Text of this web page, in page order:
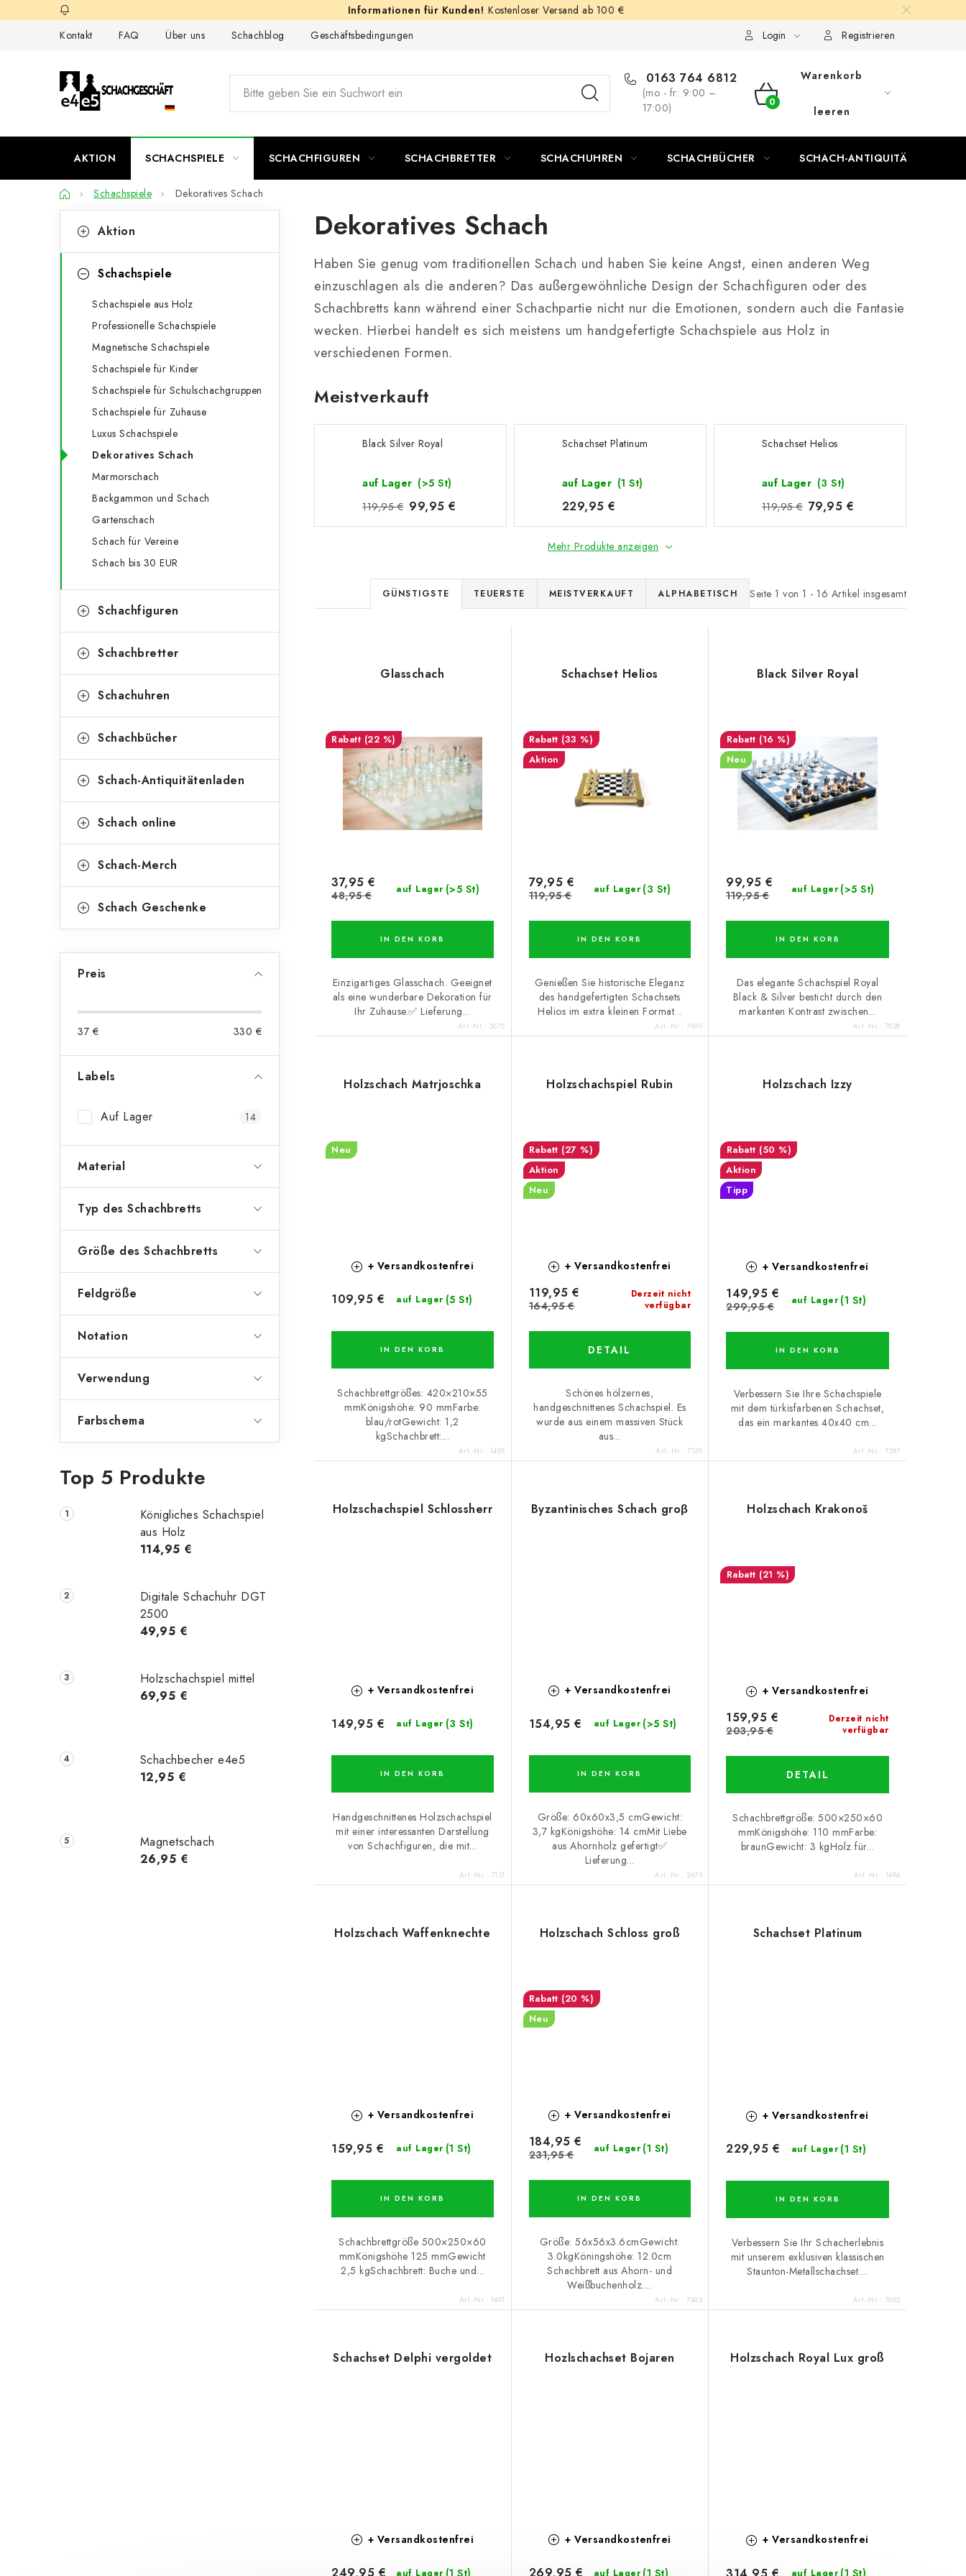
Inhalt
Kostenloser Versand ab 100 €
Kontakt
FAQ Über uns Schachblog Geschäftsbedingungen Login Registrieren
0163 764 6812
(mo - fr: 9:00 –
17:00)
WARENKORB
Warenkorb
leeren
AKTION SCHACHSPIELE SCHACHFIGUREN SCHACHBRETTER SCHACHUHREN SCHACHBÜCHER SCHACH-ANTIQUITÄTENLADEN
StartseiteSchachspiele Dekoratives Schach
e
i
s
überspringen
a
Aktion
Schachspiele
Schachspiele aus Holz
Professionelle Schachspiele
Magnetische Schachspiele
Schachspiele für Kinder
Schachspiele für Schulschachgruppen
Schachspiele für Zuhause
Luxus Schachspiele
Dekoratives Schach
Marmorschach
Backgammon und Schach
Gartenschach
Schach für Vereine
Schach bis 30 EUR
Schachfiguren
Schachbretter
Schachuhren
Schachbücher
Schach-Antiquitätenladen
Schach online
Schach-Merch
Schach Geschenke
Preis
37 € 330 €
Labels
Auf Lager 14
Material
Typ des Schachbretts
Größe des Schachbretts
Feldgröße
Notation
Verwendung
Farbschema
Top 5 Produkte
Königliches Schachspiel
aus Holz
114,95 €
Digitale Schachuhr DGT
2500
49,95 €
Holzschachspiel mittel
69,95 €
Schachbecher e4e5
12,95 €
Magnetschach
26,95 €
Dekoratives Schach
Haben Sie genug vom traditionellen Schach und haben Sie keine Angst, einen anderen Weg
einzuschlagen als die anderen? Das außergewöhnliche Design der Schachfiguren oder des
Schachbretts kann während einer Schachpartie nicht nur die Emotionen, sondern auch die Fantasie
wecken. Hierbei handelt es sich meistens um handgefertigte Schachspiele aus Holz in
verschiedenen Formen.
Meistverkauft
Black Silver Royal
auf Lager (>5 St)
119,95 € 99,95 €
Schachset Platinum
auf Lager (1 St)
229,95 €
Schachset Helios
auf Lager (3 St)
119,95 € 79,95 €
Mehr Produkte anzeigen
Seite 1 von 1 - 16 Artikel insgesamt
r
d
k
t
s
o
r
i
e
u
n
g
GÜNSTIGSTE TEUERSTE MEISTVERKAUFT ALPHABETISCH
e
Glasschach
(22 %)
auf Lager (>5 St)
37,95 €
48,95 €
IN DEN KORB
Einzigartiges Glasschach. Geeignet
als eine wunderbare Dekoration für
Ihr Zuhause.✅ Lieferung...
Art.-Nr.: 5675
Schachset Helios
(33 %)
Aktion
auf Lager (3 St)
79,95 €
119,95 €
IN DEN KORB
Genießen Sie historische Eleganz
des handgefertigten Schachsets
Helios im extra kleinen Format...
Art.-Nr.:7690
Black Silver Royal
(16 %)
Neu
auf Lager (>5 St)
99,95 €
119,95 €
IN DEN KORB
Das elegante Schachspiel Royal
Black & Silver besticht durch den
markanten Kontrast zwischen...
Art.-Nr.: 7828
Holzschach Matrjoschka
Neu
+ Versandkostenfrei
auf Lager (5 St)
109,95 €
IN DEN KORB
Schachbrettgrößes: 420×210×55
mmKönigshöhe: 90 mmFarbe:
blau/rotGewicht: 1,2
kgSchachbrett:...
Art.-Nr.: 1495
Holzschachspiel Rubin
(27 %)
Aktion
Neu
+ Versandkostenfrei
Derzeit nicht
verfügbar
119,95 €
164,95 €
DETAIL
Schönes hölzernes,
handgeschnittenes Schachspiel. Es
wurde aus einem massiven Stück
aus...
Art.-Nr.:7129
Holzschach Izzy
(50 %)
Aktion
Tipp
+ Versandkostenfrei
auf Lager (1 St)
149,95 €
299,95 €
IN DEN KORB
Verbessern Sie Ihre Schachspiele
mit dem türkisfarbenen Schachset,
das ein markantes 40x40 cm...
Art.-Nr.: 7387
Holzschachspiel Schlossherr
+ Versandkostenfrei
auf Lager (3 St)
149,95 €
IN DEN KORB
Handgeschnittenes Holzschachspiel
mit einer interessanten Darstellung
von Schachfiguren, die mit...
Art.-Nr.: 7131
Byzantinisches Schach groβ
+ Versandkostenfrei
auf Lager (>5 St)
154,95 €
IN DEN KORB
Größe: 60x60x3,5 cmGewicht:
3,7 kgKönigshöhe: 14 cmMit Liebe
aus Ahornholz gefertigt✅
Lieferung...
Art.-Nr.: 2673
Holzschach Krakonoš
(21 %)
+ Versandkostenfrei
Derzeit nicht
verfügbar
159,95 €
203,95 €
DETAIL
Schachbrettgröße: 500×250×60
mmKönigshöhe: 110 mmFarbe:
braunGewicht: 3 kgHolz für...
Art.-Nr.: 1494
Holzschach Waffenknechte
+ Versandkostenfrei
auf Lager (1 St)
159,95 €
IN DEN KORB
Schachbrettgröße 500×250×60
mmKönigshöhe 125 mmGewicht
2,5 kgSchachbrett: Buche und...
Art.-Nr.: 1491
Holzschach Schloss groß
(20 %)
Neu
+ Versandkostenfrei
auf Lager (1 St)
184,95 €
231,95 €
IN DEN KORB
Größe: 56x56x3.6cmGewicht:
3.0kgKöningshöhe: 12.0cm
Schachbrett aus Ahorn- und
Weißbuchenholz....
Art.-Nr.:7463
Schachset Platinum
+ Versandkostenfrei
auf Lager (1 St)
229,95 €
IN DEN KORB
Verbessern Sie Ihr Schacherlebnis
mit unserem exklusiven klassischen
Staunton-Metallschachset....
Art.-Nr.: 7692
Schachset Delphi vergoldet
+ Versandkostenfrei
auf Lager (1 St)
Hozlschachset Bojaren
+ Versandkostenfrei
auf Lager (1 St)
Holzschach Royal Lux groß
+ Versandkostenfrei
auf Lager